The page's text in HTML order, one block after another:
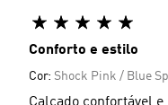
Conforto e estilo
Cor: Shock Pink / Blue